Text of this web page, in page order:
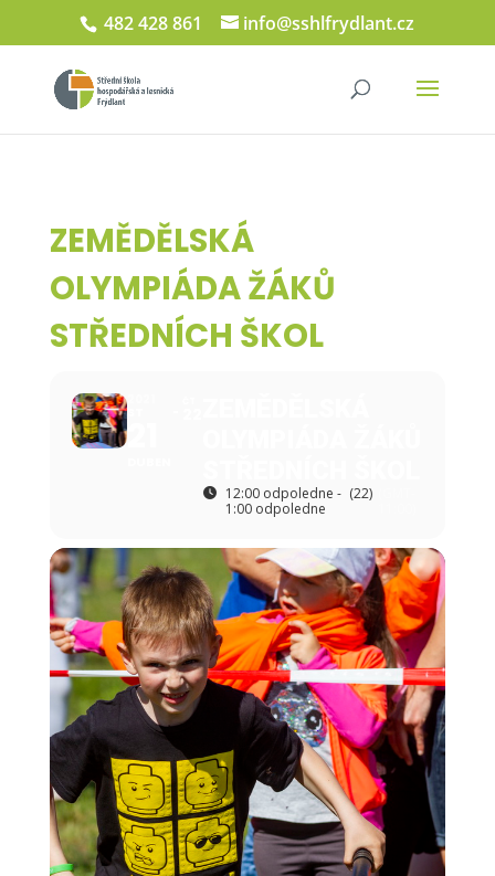
482 428 861 info@sshlfrydlant.cz
ZEMĚDĚLSKÁ
OLYMPIÁDA ŽÁKŮ
STŘEDNÍCH ŠKOL
2021
ST
21
12:00 odpoledne -
1:00 odpoledne
(22)